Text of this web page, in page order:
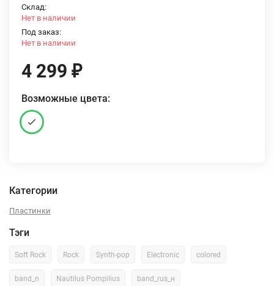
Склад:
Нет в наличии
Под заказ:
Нет в наличии
4 299 ₽
Возможные цвета:
Категории
Пластинки
Тэги
Soft Rock Rock Synth-pop Electronic colored
band_n Nautilus Pompilius band_rus_н